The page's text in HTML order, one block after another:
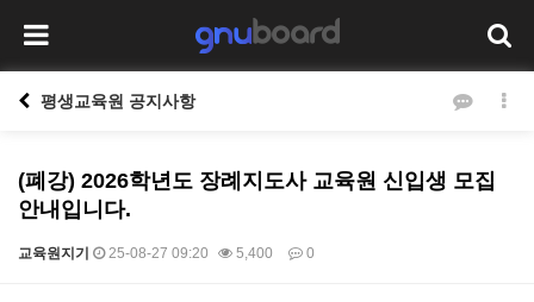
평생교육원 공지사항
(폐강) 2026학년도 장례지도사 교육원 신입생 모집
안내입니다.
교육원지기 25-08-27 09:20 5,400 0